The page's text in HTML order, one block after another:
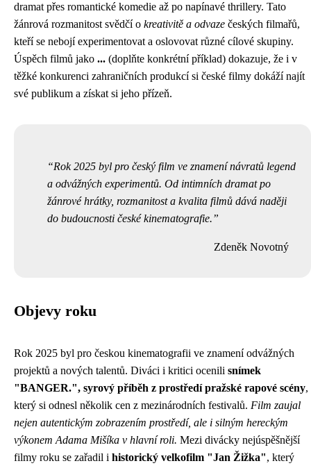
dramat přes romantické komedie až po napínavé thrillery. Tato
žánrová rozmanitost svědčí o kreativitě a odvaze českých filmařů,
kteří se nebojí experimentovat a oslovovat různé cílové skupiny.
Úspěch filmů jako ... (doplňte konkrétní příklad) dokazuje, že i v
těžké konkurenci zahraničních produkcí si české filmy dokáží najít
své publikum a získat si jeho přízeň.
Rok 2025 byl pro český film ve znamení návratů legend
a odvážných experimentů. Od intimních dramat po
žánrové hrátky, rozmanitost a kvalita filmů dává naději
do budoucnosti české kinematografie.
Zdeněk Novotný
Objevy roku
Rok 2025 byl pro českou kinematografii ve znamení odvážných
projektů a nových talentů. Diváci i kritici ocenili snímek
"BANGER.", syrový příběh z prostředí pražské rapové scény,
který si odnesl několik cen z mezinárodních festivalů. Film zaujal
nejen autentickým zobrazením prostředí, ale i silným hereckým
výkonem Adama Mišíka v hlavní roli. Mezi divácky nejúspěšnější
filmy roku se zařadil i historický velkofilm "Jan Žižka", který